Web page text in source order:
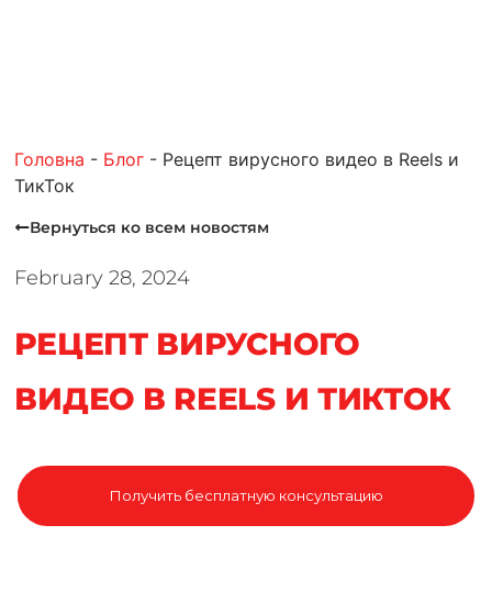
Головна - Блог - Рецепт вирусного видео в Reels и
ТикТок
Вернуться ко всем новостям
February 28, 2024
РЕЦЕПТ ВИРУСНОГО
ВИДЕО В REELS И ТИКТОК
Получить бесплатную консультацию